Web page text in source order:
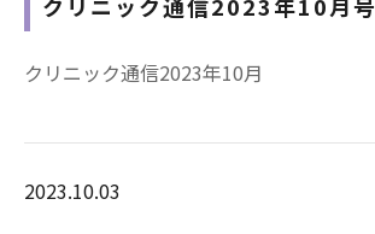
クリニック通信2023年10月
2023.10.03